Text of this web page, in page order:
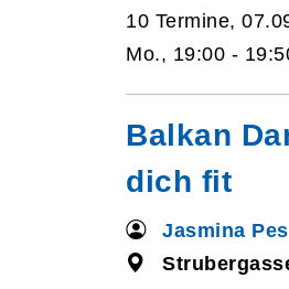
10 Termine,
Mo., 19:00 -
Balkan
dich fit
Jasmina